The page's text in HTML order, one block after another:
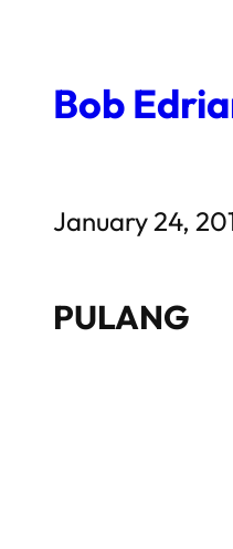
content
Bob
January 24,
PULANG